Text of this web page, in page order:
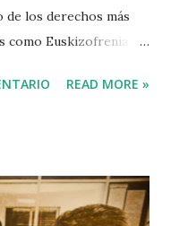
de los derechos más
Euskizofrenia o
a quienes
a los partidos
en Euskizofrenia a
READ MORE »